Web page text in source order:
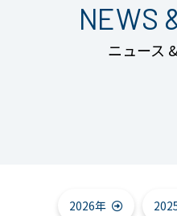
NEWS
ニュース
2026年